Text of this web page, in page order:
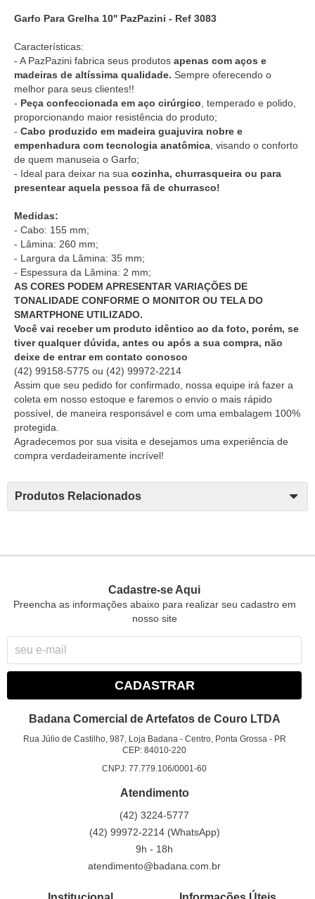
Garfo Para Grelha 10'' PazPazini - Ref 3083
Características:
- A PazPazini fabrica seus produtos apenas com aços e
madeiras de altíssima qualidade. Sempre oferecendo o
melhor para seus clientes!!
- Peça confeccionada em aço cirúrgico , temperado e polido,
proporcionando maior resistência do produto;
- Cabo produzido em madeira guajuvira nobre e
empenhadura com tecnologia anatômica , visando o conforto
de quem manuseia o Garfo;
- Ideal para deixar na sua cozinha, churrasqueira ou para
presentear aquela pessoa fã de churrasco!
Medidas:
- Cabo: 155 mm;
- Lâmina: 260 mm;
- Largura da Lâmina: 35 mm;
- Espessura da Lâmina: 2 mm;
AS CORES PODEM APRESENTAR VARIAÇÕES DE
TONALIDADE CONFORME O MONITOR OU TELA DO
SMARTPHONE UTILIZADO.
Você vai receber um produto idêntico ao da foto, porém, se
tiver qualquer dúvida, antes ou após a sua compra, não
deixe de entrar em contato conosco
(42) 99158-5775 ou (42) 99972-2214
Assim que seu pedido for confirmado, nossa equipe irá fazer a
coleta em nosso estoque e faremos o envio o mais rápido
possível, de maneira responsável e com uma embalagem 100%
protegida.
Agradecemos por sua visita e desejamos uma experiência de
compra verdadeiramente incrível!
Produtos Relacionados
Cadastre-se Aqui
Preencha as informações abaixo para realizar seu cadastro em
nosso site
CADASTRAR
Badana Comercial de Artefatos de Couro LTDA
Rua Júlio de Castilho, 987, Loja Badana - Centro, Ponta Grossa - PR
CEP: 84010-220
CNPJ: 77.779.106/0001-60
Atendimento
(42) 3224-5777
(42) 99972-2214 (WhatsApp)
9h - 18h
atendimento@badana.com.br